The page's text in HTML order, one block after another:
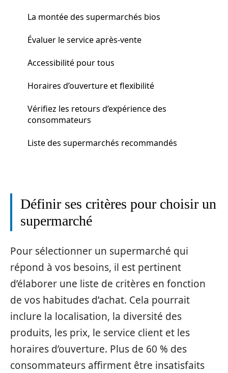
La montée des supermarchés bios
Évaluer le service après-vente
Accessibilité pour tous
Horaires d’ouverture et flexibilité
Vérifiez les retours d’expérience des
consommateurs
Liste des supermarchés recommandés
Définir ses critères pour choisir un
supermarché
Pour sélectionner un supermarché qui
répond à vos besoins, il est pertinent
d’élaborer une liste de critères en fonction
de vos habitudes d’achat. Cela pourrait
inclure la localisation, la diversité des
produits, les prix, le service client et les
horaires d’ouverture. Plus de 60 % des
consommateurs affirment être insatisfaits